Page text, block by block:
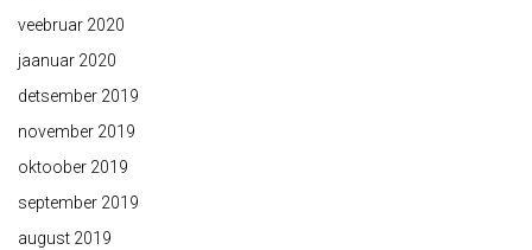
veebruar 2020
jaanuar 2020
detsember 2019
november 2019
oktoober 2019
september 2019
august 2019